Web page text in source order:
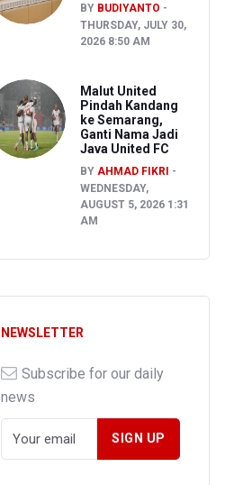
BY BUDIYANTO
THURSDAY, JULY 30,
2026 8:50 AM
Malut United
Pindah Kandang
ke Semarang,
Ganti Nama Jadi
Java United FC
BY AHMAD FIKRI
WEDNESDAY,
AUGUST 5, 2026 1:31
AM
NEWSLETTER
Subscribe for our daily
news